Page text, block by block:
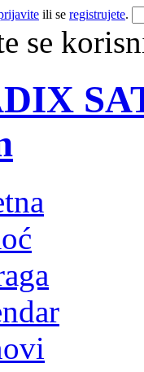
ili se registrujete.
se